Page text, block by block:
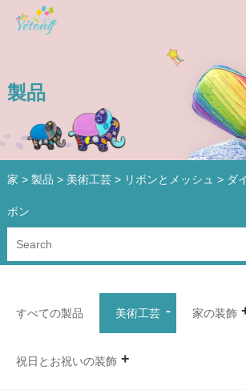
製品
家 > 製品 > 美術工芸> リボンとメッシュ > ダ
ボン
すべての製品 美術工芸 家の装飾
祝日とお祝いの装飾